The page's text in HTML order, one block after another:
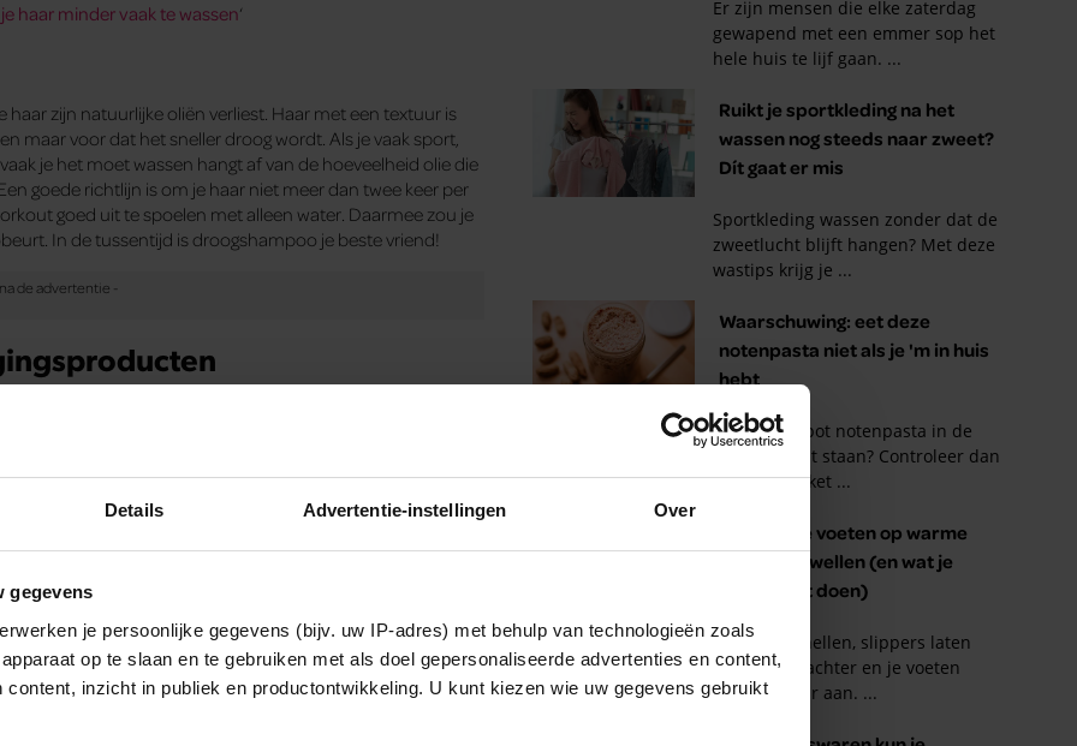
Details Advertentie-instellingen Over
gegevens
je persoonlijke gegevens (bijv. uw IP-adres) met behulp van technologieën zoals
op te slaan en te gebruiken met als doel gepersonaliseerde advertenties en content,
content, inzicht in publiek en productontwikkeling. U kunt kiezen wie uw gegevens gebruikt
haar minder vaak te wassen‘
haar zijn natuurlijke oliën verliest. Haar met een textuur is
maar voor dat het sneller droog wordt. Als je vaak sport,
je het moet wassen hangt af van de hoeveelheid olie die
goede richtlijn is om je haar niet meer dan twee keer per
goed uit te spoelen met alleen water. Daarmee zou je
In de tussentijd is droogshampoo je beste vriend!
je workout, het is cruciaal waar je je haar mee verzorgt.
beste bij jouw haar past, maar de clue zit hem vaak in
aan een leave-in conditioner of een haarolie die
die je haar een boost kunnen geven zijn
– oliën zijn essentieel voor sterk en gezond haar. Let er
er te veel resten in je haar zitten en wordt je haar heel